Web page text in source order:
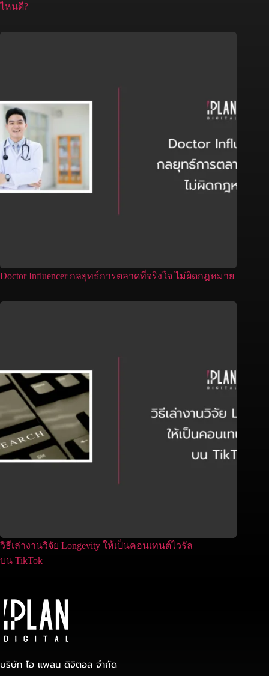
ไหนดี?
Doctor Influencer กลยุทธ์การตลาดที่จริงใจ ไม่ผิดกฎหมาย
วิธีเล่างานวิจัย Longevity ให้เป็นคอนเทนต์ไวรัล
บน TikTok
บริษัท ไอ แพลน ดิจิตอล จำกัด